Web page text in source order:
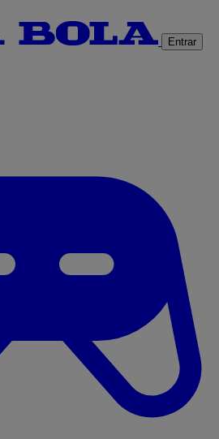
Entrar